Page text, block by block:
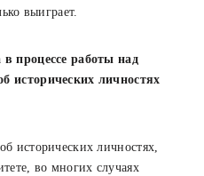
выиграет.
процессе работы над
исторических личностях
исторических личностях,
во многих случаях